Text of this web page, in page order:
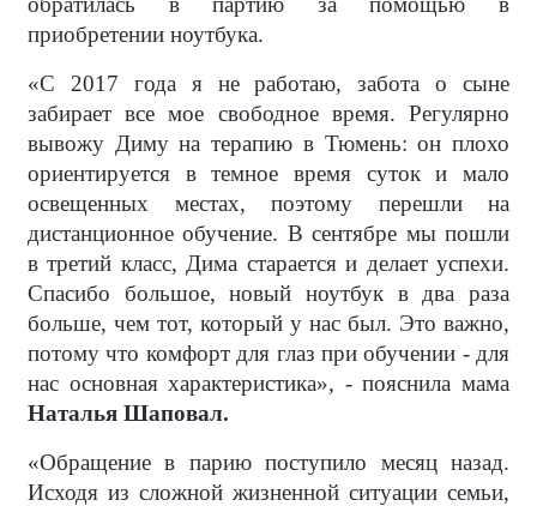
приобретении ноутбука.
«С 2017 года я не работаю, забота о сыне
забирает все мое свободное время. Регулярно
вывожу Диму на терапию в Тюмень: он плохо
ориентируется в темное время суток и мало
освещенных местах, поэтому перешли на
дистанционное обучение. В сентябре мы пошли
в третий класс, Дима старается и делает успехи.
Спасибо большое, новый ноутбук в два раза
больше, чем тот, который у нас был. Это важно,
потому что комфорт для глаз при обучении - для
нас основная характеристика», - пояснила мама
Наталья Шаповал.
«Обращение в парию поступило месяц назад.
Исходя из сложной жизненной ситуации семьи,